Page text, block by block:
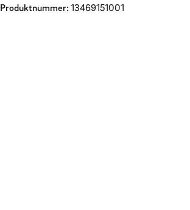
Produktnummer: 13469151001